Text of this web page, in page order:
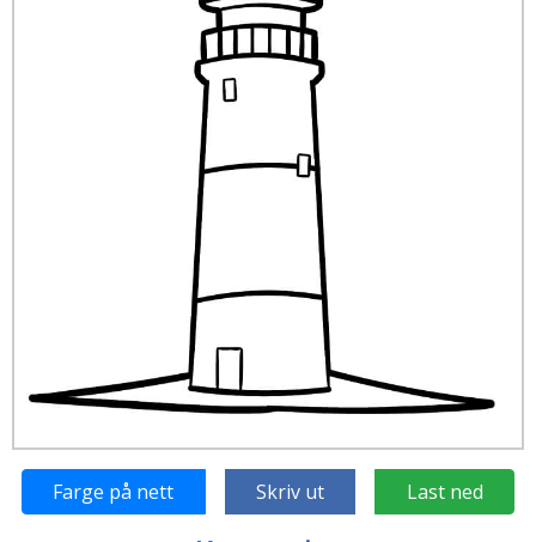
Farge på nett Skriv ut Last ned